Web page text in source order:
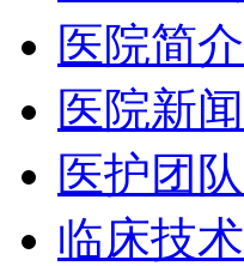
医院简介
医院新闻
医护团队
临床技术